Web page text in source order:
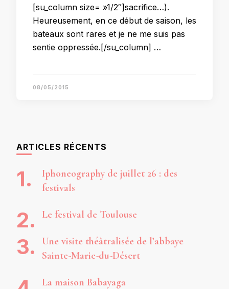
[su_column size= »1/2″]sacrifice…).
Heureusement, en ce début de saison, les
bateaux sont rares et je ne me suis pas
sentie oppressée.[/su_column] …
08/05/2015
ARTICLES RÉCENTS
Iphoneography de juillet 26 : des
festivals
Le festival de Toulouse
Une visite théâtralisée de l’abbaye
Sainte-Marie-du-Désert
La maison Babayaga